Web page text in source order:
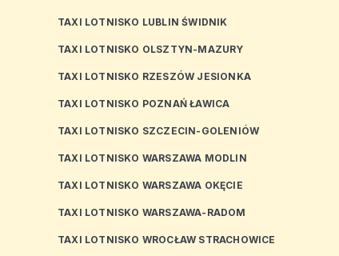
TAXI LOTNISKO LUBLIN ŚWIDNIK
TAXI LOTNISKO OLSZTYN-MAZURY
TAXI LOTNISKO RZESZÓW JESIONKA
TAXI LOTNISKO POZNAŃ ŁAWICA
TAXI LOTNISKO SZCZECIN-GOLENIÓW
TAXI LOTNISKO WARSZAWA MODLIN
TAXI LOTNISKO WARSZAWA OKĘCIE
TAXI LOTNISKO WARSZAWA-RADOM
TAXI LOTNISKO WROCŁAW STRACHOWICE